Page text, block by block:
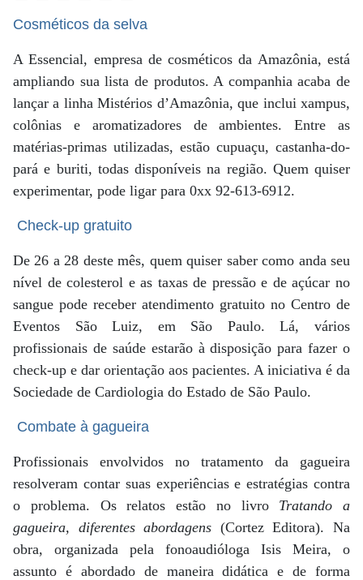
Cosméticos da selva
A Essencial, empresa de cosméticos da Amazônia, está
ampliando sua lista de produtos. A companhia acaba de
lançar a linha Mistérios d’Amazônia, que inclui xampus,
colônias e aromatizadores de ambientes. Entre as
matérias-primas utilizadas, estão cupuaçu, castanha-do-
pará e buriti, todas disponíveis na região. Quem quiser
experimentar, pode ligar para 0xx 92-613-6912.
Check-up gratuito
De 26 a 28 deste mês, quem quiser saber como anda seu
nível de colesterol e as taxas de pressão e de açúcar no
sangue pode receber atendimento gratuito no Centro de
Eventos São Luiz, em São Paulo. Lá, vários
profissionais de saúde estarão à disposição para fazer o
check-up e dar orientação aos pacientes. A iniciativa é da
Sociedade de Cardiologia do Estado de São Paulo.
Combate à gagueira
Profissionais envolvidos no tratamento da gagueira
resolveram contar suas experiências e estratégias contra
o problema. Os relatos estão no livro Tratando a
gagueira, diferentes abordagens (Cortez Editora). Na
obra, organizada pela fonoaudióloga Isis Meira, o
assunto é abordado de maneira didática e de forma